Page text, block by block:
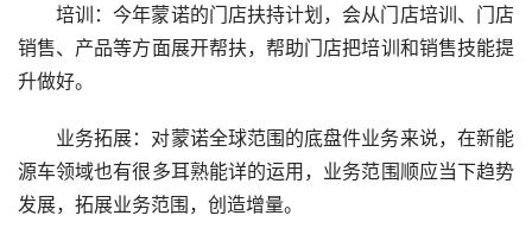
培训：今年蒙诺的门店扶持计划，会从门店培训、门店
销售、产品等方面展开帮扶，帮助门店把培训和销售技能提
升做好。
业务拓展：对蒙诺全球范围的底盘件业务来说，在新能
源车领域也有很多耳熟能详的运用，业务范围顺应当下趋势
发展，拓展业务范围，创造增量。